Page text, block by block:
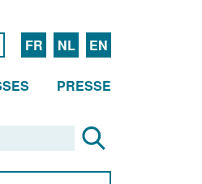
FR NL EN
PRESSE